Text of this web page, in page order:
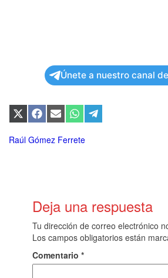
Únete a nuestro canal
Compartir
en
X
(Twitter)
Compartir
en
Facebook
Compartir
en
Email
Compartir
en
WhatsApp
Compartir
en
Raúl Gómez Ferrete
Deja una respuesta
Tu dirección de correo electrónico
Los campos obligatorios están
Comentario *